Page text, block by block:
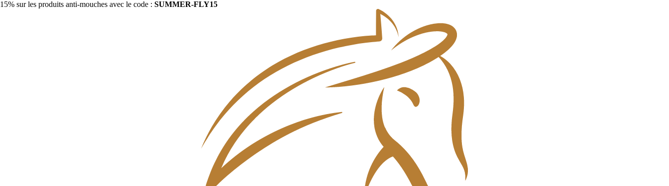
15% sur les produits anti-mouches avec le code : SUMMER-FLY15